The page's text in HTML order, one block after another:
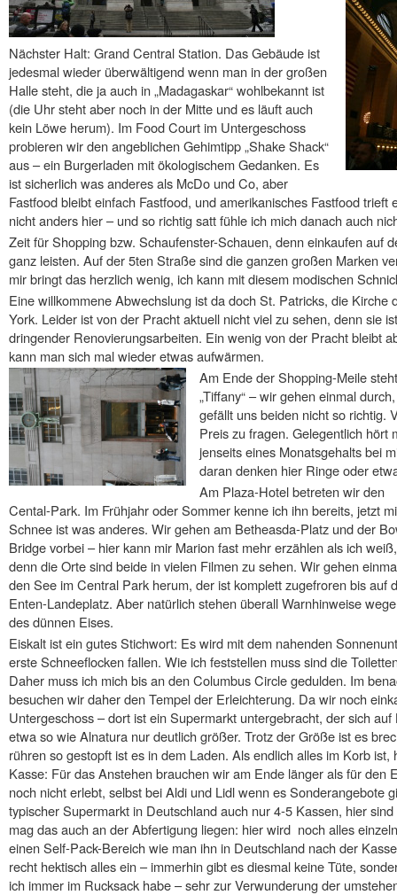
Nächster Halt: Grand Central Station. Das Gebäude ist
jedesmal wieder überwältigend wenn man in der großen
Halle steht, die ja auch in „Madagaskar“ wohlbekannt ist
(die Uhr steht aber noch in der Mitte und es läuft auch
kein Löwe herum). Im Food Court im Untergeschoss
probieren wir den angeblichen Gehimtipp „Shake Shack“
aus – ein Burgerladen mit ökologischem Gedanken. Es
ist sicherlich was anderes als McDo und Co, aber
Fastfood bleibt einfach Fastfood, und amerikanisches Fastfood
nicht anders hier – und so richtig satt fühle ich mich danach auch
Zeit für Shopping bzw. Schaufenster-Schauen, denn einkaufen auf
ganz leisten. Auf der 5ten Straße sind die ganzen großen Marken
mir bringt das herzlich wenig, ich kann mit diesem modischen
Eine willkommene Abwechslung ist da doch St. Patricks, die Kirche
York. Leider ist von der Pracht aktuell nicht viel zu sehen, denn sie
dringender Renovierungsarbeiten. Ein wenig von der Pracht bleibt
kann man sich mal wieder etwas aufwärmen.
Am Ende der Shopping-Meile
„Tiffany“ – wir gehen einmal
gefällt uns beiden nicht so richtig.
Preis zu fragen. Gelegentlich hört
jenseits eines Monatsgehalts bei
daran denken hier Ringe oder
Am Plaza-Hotel betreten wir den
Cental-Park. Im Frühjahr oder Sommer kenne ich ihn bereits, jetzt
Schnee ist was anderes. Wir gehen am Betheasda-Platz und der
Bridge vorbei – hier kann mir Marion fast mehr erzählen als ich weiß,
denn die Orte sind beide in vielen Filmen zu sehen. Wir gehen
den See im Central Park herum, der ist komplett zugefroren bis auf
Enten-Landeplatz. Aber natürlich stehen überall Warnhinweise
des dünnen Eises.
Eiskalt ist ein gutes Stichwort: Es wird mit dem nahenden
erste Schneeflocken fallen. Wie ich feststellen muss sind die
Daher muss ich mich bis an den Columbus Circle gedulden. Im
besuchen wir daher den Tempel der Erleichterung. Da wir noch
Untergeschoss – dort ist ein Supermarkt untergebracht, der sich
etwa so wie Alnatura nur deutlich größer. Trotz der Größe ist es
rühren so gestopft ist es in dem Laden. Als endlich alles im Korb
Kasse: Für das Anstehen brauchen wir am Ende länger als für den
noch nicht erlebt, selbst bei Aldi und Lidl wenn es Sonderangebote
typischer Supermarkt in Deutschland auch nur 4-5 Kassen, hier
mag das auch an der Abfertigung liegen: hier wird noch alles
einen Self-Pack-Bereich wie man ihn in Deutschland nach der
recht hektisch alles ein – immerhin gibt es diesmal keine Tüte,
ich immer im Rucksack habe – sehr zur Verwunderung der